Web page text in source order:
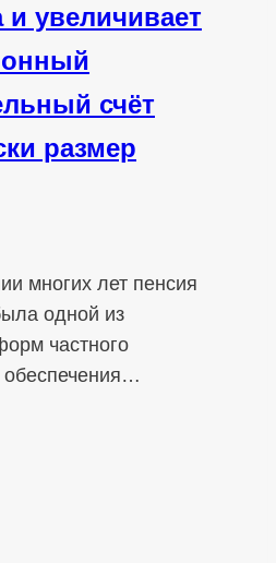
увеличивает
счёт
размер
многих лет пенсия
одной из
частного
обеспечения…